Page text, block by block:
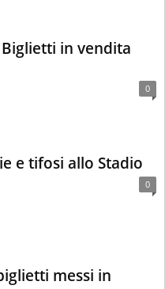
in vendita
0
e tifosi allo Stadio
0
messi in